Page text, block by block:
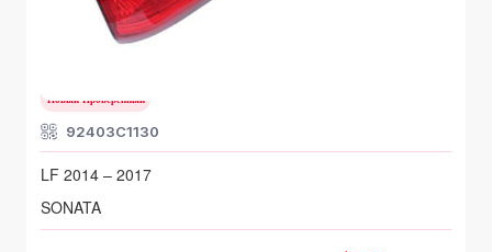
HYUNDAI SONATA
Новый Проверенный
92403C1130
LF 2014 – 2017
SONATA